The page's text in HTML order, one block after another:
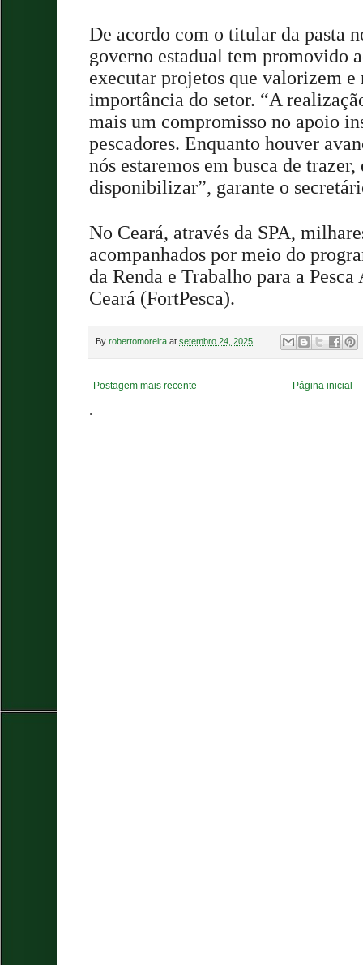
De acordo com o titular da pasta
governo estadual tem promovido
executar projetos que valorizem e
importância do setor. “A
mais um compromisso no apoio
pescadores. Enquanto houver
nós estaremos em busca de
disponibilizar”, garante o
No Ceará, através da SPA,
acompanhados por meio do
da Renda e Trabalho para a Pesca
Ceará (FortPesca).
By robertomoreira at setembro 24, 2025
Postagem mais recente Página inicial
.